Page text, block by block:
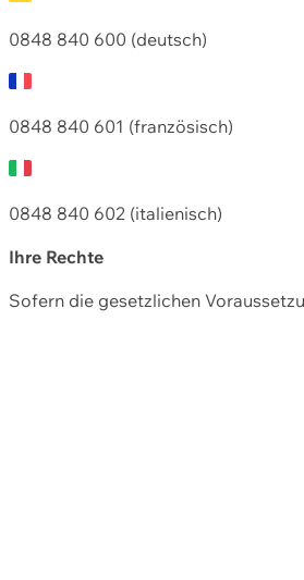
0848 840 600 (deutsch)
0848 840 601 (französisch)
0848 840 602 (italienisch)
Ihre Rechte
Sofern die gesetzlichen